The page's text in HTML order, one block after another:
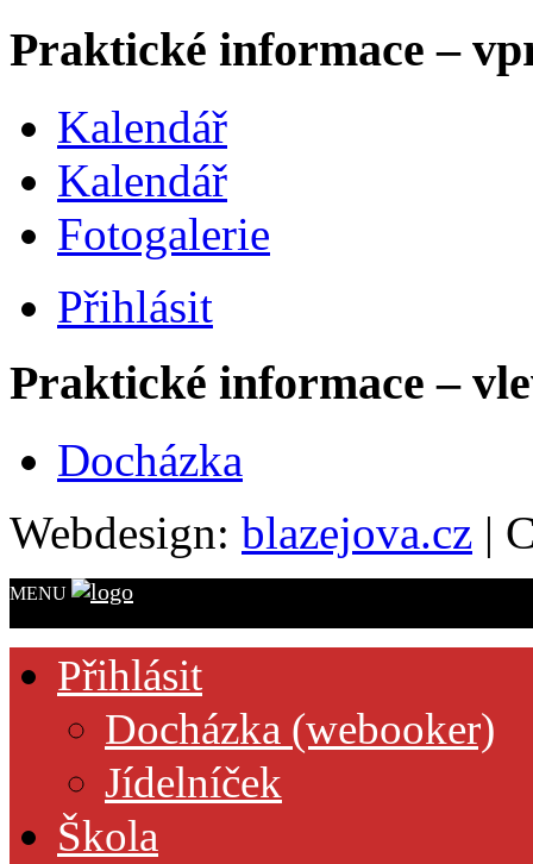
Praktické informace –
Kalendář
Kalendář
Fotogalerie
Přihlásit
Praktické informace –
Docházka
Webdesign: blazejova.cz |
MENU
Přihlásit
Docházka (webooker)
Jídelníček
Škola